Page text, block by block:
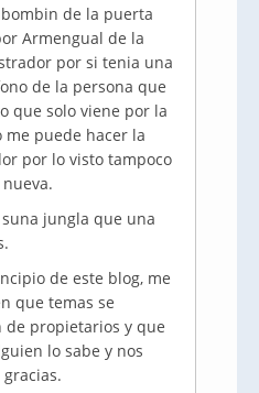
de la puerta
Armengual de la
por si tenia una
de la persona que
que solo viene por la
puede hacer la
por lo visto tampoco
jungla que una
de este blog, me
que temas se
propietarios y que
lo sabe y nos